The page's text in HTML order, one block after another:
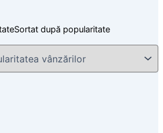
Sortat după popularitate